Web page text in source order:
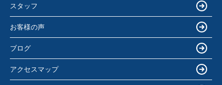
スタッフ
お客様の声
ブログ
アクセスマップ